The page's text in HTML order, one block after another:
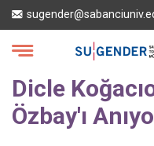
Ana
içeriğe
atla
Dicle
Özbay'ı